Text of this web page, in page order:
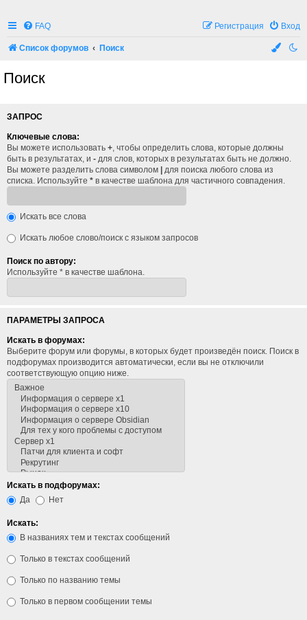
FAQ Вход
Регистрация
Список форумов Поиск
Поиск
ЗАПРОС
Ключевые слова:
Вы можете использовать + , чтобы определить слова, которые должны
быть в результатах, и - для слов, которых в результатах быть не должно.
Вы можете разделить слова символом | для поиска любого слова из
списка. Используйте * в качестве шаблона для частичного совпадения.
Искать все слова
Искать любое слово/поиск с языком запросов
Поиск по автору:
Используйте * в качестве шаблона.
ПАРАМЕТРЫ ЗАПРОСА
Искать в форумах:
Выберите форум или форумы, в которых будет произведён поиск. Поиск в
подфорумах производится автоматически, если вы не отключили
соответствующую опцию ниже.
Искать в подфорумах:
Да
Нет
Искать:
В названиях тем и текстах сообщений
Только в текстах сообщений
Только по названию темы
Только в первом сообщении темы